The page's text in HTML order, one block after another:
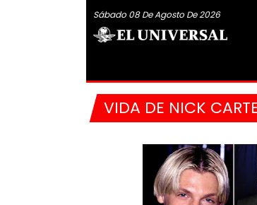
Sábado 08 De Agosto De 2026
VIDA DE NICK